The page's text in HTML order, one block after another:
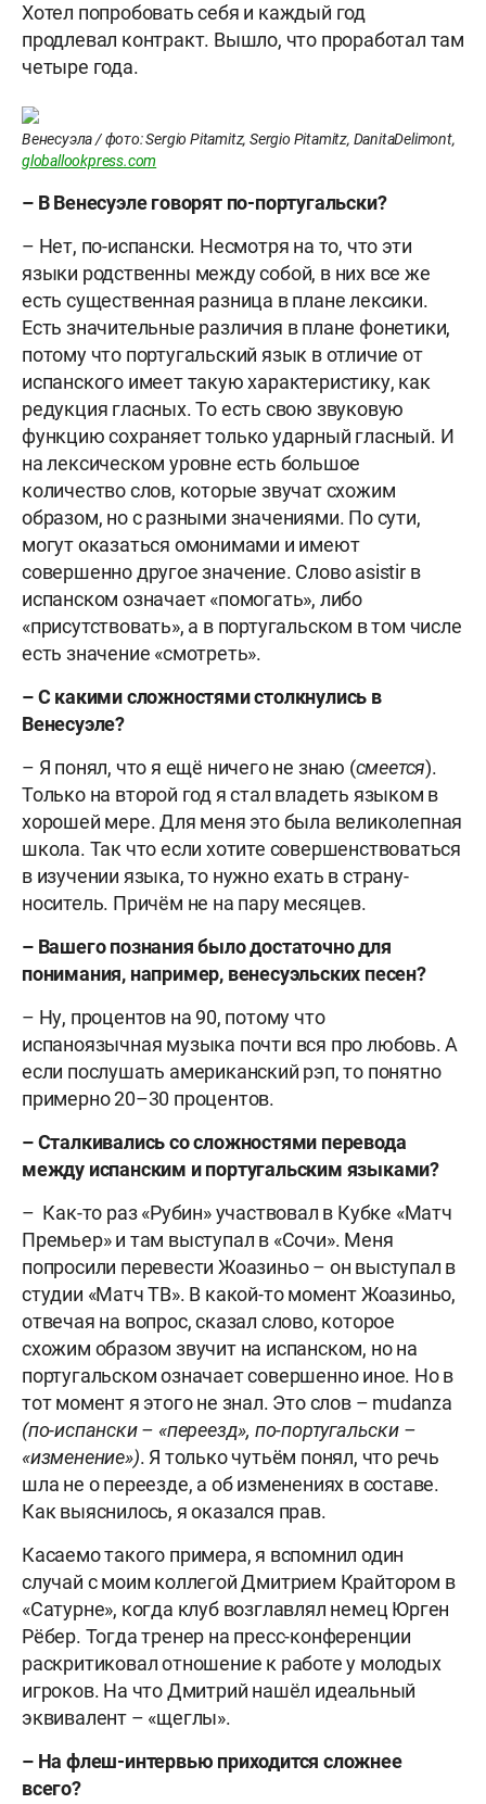
Хотел попробовать себя и каждый год
продлевал контракт. Вышло, что проработал там
четыре года.
Венесуэла / фото: Sergio Pitamitz, Sergio Pitamitz, DanitaDelimont,
globallookpress.com
– В Венесуэле говорят по-португальски?
– Нет, по-испански. Несмотря на то, что эти
языки родственны между собой, в них все же
есть существенная разница в плане лексики.
Есть значительные различия в плане фонетики,
потому что португальский язык в отличие от
испанского имеет такую характеристику, как
редукция гласных. То есть свою звуковую
функцию сохраняет только ударный гласный. И
на лексическом уровне есть большое
количество слов, которые звучат схожим
образом, но с разными значениями. По сути,
могут оказаться омонимами и имеют
совершенно другое значение. Слово asistir в
испанском означает «помогать», либо
«присутствовать», а в португальском в том числе
есть значение «смотреть».
– С какими сложностями столкнулись в
Венесуэле?
– Я понял, что я ещё ничего не знаю (смеется).
Только на второй год я стал владеть языком в
хорошей мере. Для меня это была великолепная
школа. Так что если хотите совершенствоваться
в изучении языка, то нужно ехать в страну-
носитель. Причём не на пару месяцев.
– Вашего познания было достаточно для
понимания, например, венесуэльских песен?
– Ну, процентов на 90, потому что
испаноязычная музыка почти вся про любовь. А
если послушать американский рэп, то понятно
примерно 20–30 процентов.
– Сталкивались со сложностями перевода
между испанским и португальским языками?
– Как-то раз «Рубин» участвовал в Кубке «Матч
Премьер» и там выступал в «Сочи». Меня
попросили перевести Жоазиньо – он выступал в
студии «Матч ТВ». В какой-то момент Жоазиньо,
отвечая на вопрос, сказал слово, которое
схожим образом звучит на испанском, но на
португальском означает совершенно иное. Но в
тот момент я этого не знал. Это слов – mudanza
(по-испански – «переезд», по-португальски –
«изменение»). Я только чутьём понял, что речь
шла не о переезде, а об изменениях в составе.
Как выяснилось, я оказался прав.
Касаемо такого примера, я вспомнил один
случай с моим коллегой Дмитрием Крайтором в
«Сатурне», когда клуб возглавлял немец Юрген
Рёбер. Тогда тренер на пресс-конференции
раскритиковал отношение к работе у молодых
игроков. На что Дмитрий нашёл идеальный
эквивалент – «щеглы».
– На флеш-интервью приходится сложнее
всего?